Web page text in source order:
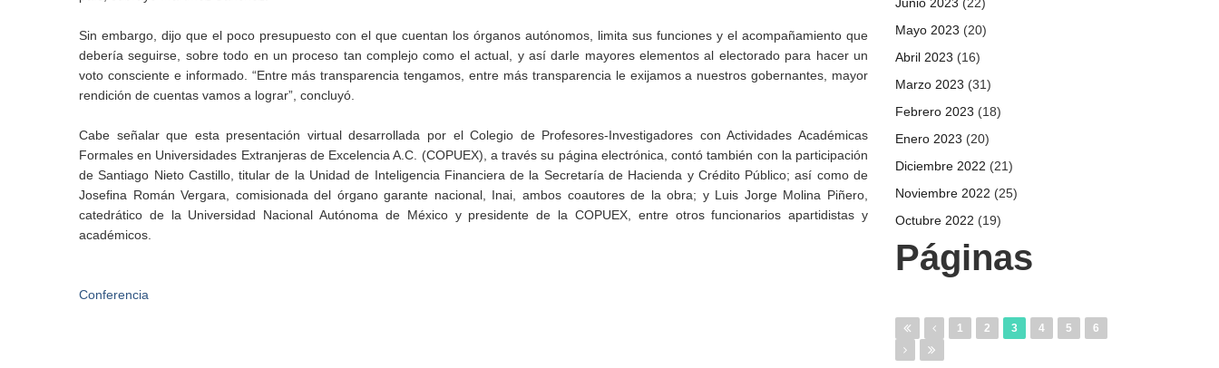
Sin embargo, dijo que el poco presupuesto con el que cuentan los órganos autónomos, limita sus funciones y el acompañamiento que
debería seguirse, sobre todo en un proceso tan complejo como el actual, y así darle mayores elementos al electorado para hacer un
voto consciente e informado. “Entre más transparencia tengamos, entre más transparencia le exijamos a nuestros gobernantes, mayor
rendición de cuentas vamos a lograr”, concluyó.
Cabe señalar que esta presentación virtual desarrollada por el Colegio de Profesores-Investigadores con Actividades Académicas
Formales en Universidades Extranjeras de Excelencia A.C. (COPUEX), a través su página electrónica, contó también con la participación
de Santiago Nieto Castillo, titular de la Unidad de Inteligencia Financiera de la Secretaría de Hacienda y Crédito Público; así como de
Josefina Román Vergara, comisionada del órgano garante nacional, Inai, ambos coautores de la obra; y Luis Jorge Molina Piñero,
catedrático de la Universidad Nacional Autónoma de México y presidente de la COPUEX, entre otros funcionarios apartidistas y
académicos.
Conferencia
Mayo 2023 (20)
Abril 2023 (16)
Marzo 2023 (31)
Febrero 2023 (18)
Enero 2023 (20)
Diciembre 2022 (21)
Noviembre 2022 (25)
Octubre 2022 (19)
Páginas
1 2 3 4 5 6